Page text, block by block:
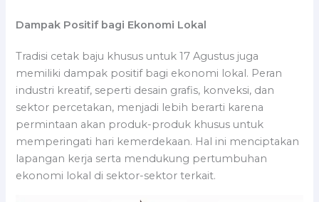
Dampak Positif bagi Ekonomi Lokal
Tradisi cetak baju khusus untuk 17 Agustus juga
memiliki dampak positif bagi ekonomi lokal. Peran
industri kreatif, seperti desain grafis, konveksi, dan
sektor percetakan, menjadi lebih berarti karena
permintaan akan produk-produk khusus untuk
memperingati hari kemerdekaan. Hal ini menciptakan
lapangan kerja serta mendukung pertumbuhan
ekonomi lokal di sektor-sektor terkait.